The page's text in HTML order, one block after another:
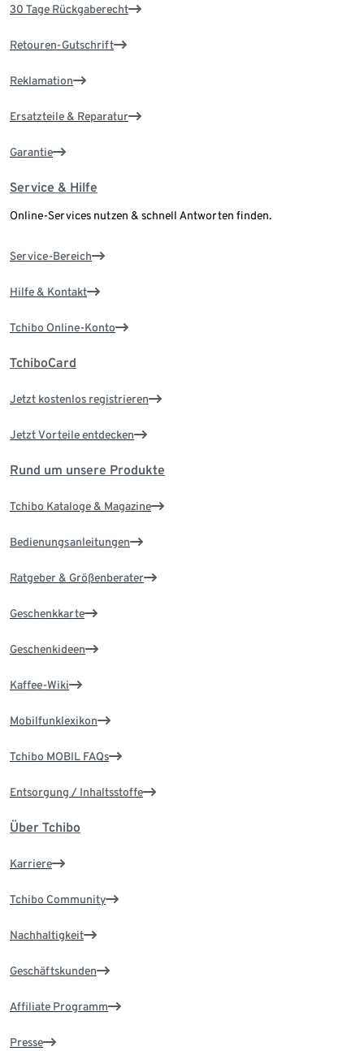
30 Tage Rückgaberecht
Retouren-Gutschrift
Reklamation
Ersatzteile & Reparatur
Garantie
Service & Hilfe
Online-Services nutzen & schnell Antworten finden.
Service-Bereich
Hilfe & Kontakt
Tchibo Online-Konto
TchiboCard
Jetzt kostenlos registrieren
Jetzt Vorteile entdecken
Rund um unsere Produkte
Tchibo Kataloge & Magazine
Bedienungsanleitungen
Ratgeber & Größenberater
Geschenkkarte
Geschenkideen
Kaffee-Wiki
Mobilfunklexikon
Tchibo MOBIL FAQs
Entsorgung / Inhaltsstoffe
Über Tchibo
Karriere
Tchibo Community
Nachhaltigkeit
Geschäftskunden
Affiliate Programm
Presse